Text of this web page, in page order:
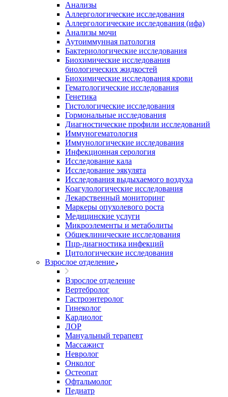
Анализы
Аллергологические исследования
Аллергологические исследования (ифа)
Анализы мочи
Аутоиммунная патология
Бактериологические исследования
Биохимические исследования
биологических жидкостей
Биохимические исследования крови
Гематологические исследования
Генетика
Гистологические исследования
Гормональные исследования
Диагностические профили исследований
Иммуногематология
Иммунологические исследования
Инфекционная серология
Исследование кала
Исследование эякулята
Исследования выдыхаемого воздуха
Коагулологические исследования
Лекарственный мониторинг
Маркеры опухолевого роста
Медицинские услуги
Микроэлементы и метаболиты
Общеклинические исследования
Пцр-диагностика инфекций
Цитологические исследования
Взрослое отделение
Взрослое отделение
Вертебролог
Гастроэнтеролог
Гинеколог
Кардиолог
ЛОР
Мануальный терапевт
Массажист
Невролог
Онколог
Остеопат
Офтальмолог
Педиатр